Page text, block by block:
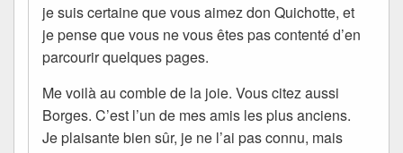
je suis certaine que vous aimez don Quichotte, et
je pense que vous ne vous êtes pas contenté d’en
parcourir quelques pages.
Me voilà au comble de la joie. Vous citez aussi
Borges. C’est l’un de mes amis les plus anciens.
Je plaisante bien sûr, je ne l’ai pas connu, mais